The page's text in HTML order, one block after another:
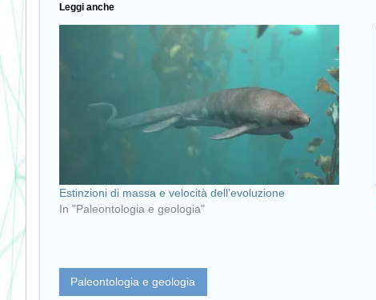
Leggi anche
Estinzioni di massa e velocità dell’evoluzione
In "Paleontologia e geologia"
Paleontologia e geologia